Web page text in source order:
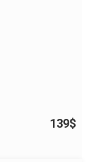
139$